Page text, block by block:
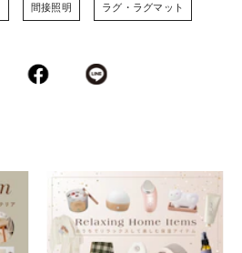
間接照明 ラグ・ラグマット